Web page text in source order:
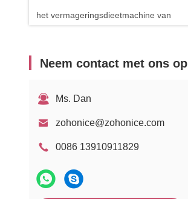
het vermageringsdieetmachine van
het cavitatielichaam
spinader
Fysiotherapieapparaat
1470nm diodelaser
Neem contact met ons op
Ms. Dan
zohonice@zohonice.com
0086 13910911829